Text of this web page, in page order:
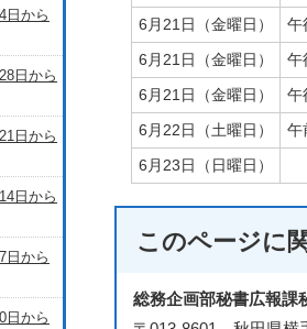
6月21日（金曜日）
午
6月21日（金曜日）
午
6月21日（金曜日）
午
6月22日（土曜日）
午
6月23日（日曜日）
このページに
総務企画部秘書広報課
日から
日から
日から
日から
日から
日から